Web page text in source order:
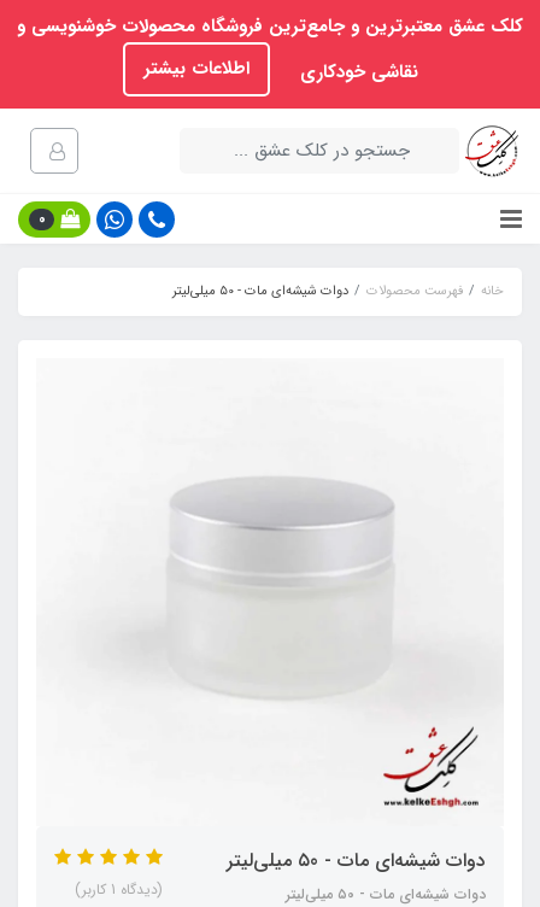
کلک عشق معتبرترین و جامع‌ترین فروشگاه محصولات خوشنویسی و
نقاشی خودکاری
اطلاعات بیشتر
0
خانه فهرست محصولات دوات شیشه‌ای مات - ۵0 میلی‌لیتر
دوات شیشه‌ای مات - ۵0 میلی‌لیتر
دوات شیشه‌ای مات - ۵0 میلی‌لیتر (دیدگاه 1 کاربر)